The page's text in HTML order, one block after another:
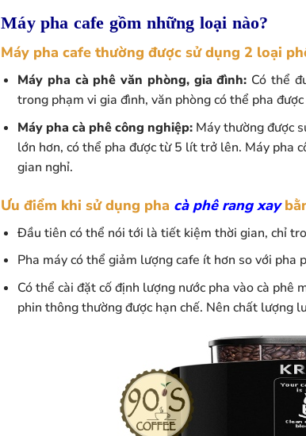
Máy pha cafe gồm những loại nào?
Máy pha cafe thường được sử dụng 2 loại
Máy pha cà phê văn phòng, gia đình: Có thể
trong phạm vi gia đình, văn phòng có thể pha
Máy pha cà phê công nghiệp: Máy thường được
lớn hơn, có thể pha được từ 5 lít trở lên. Máy pha
gian nghỉ.
Ưu điểm khi sử dụng pha cà phê rang xay
Đầu tiên có thể nói tới là tiết kiệm thời gian, chỉ
Pha máy có thể giảm lượng cafe ít hơn so với pha
Có thể cài đặt cố định lượng nước pha vào cà phê
phin thông thường được hạn chế. Nên chất lượng